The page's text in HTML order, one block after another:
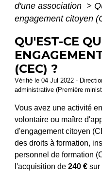
d'une association >
engagement citoyen
QU'EST-CE
(CEC) ?
Vérifié le 04 Jul 2022 -
administrative (Première
Vous avez une activité
volontaire ou maître
d'engagement citoyen
des droits à formation,
personnel de formation
l'acquisition de 240 € sur